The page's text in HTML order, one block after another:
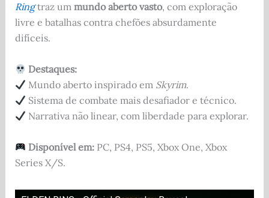
Ringtraz um mundo aberto vasto, com exploração
livre e batalhas contra chefões absurdamente
difíceis.
Destaques:
Mundo aberto inspirado em Skyrim.
Sistema de combate mais desafiador e técnico.
Narrativa não linear, com liberdade para explorar.
Disponível em:PC, PS4, PS5, Xbox One, Xbox
Series X/S.